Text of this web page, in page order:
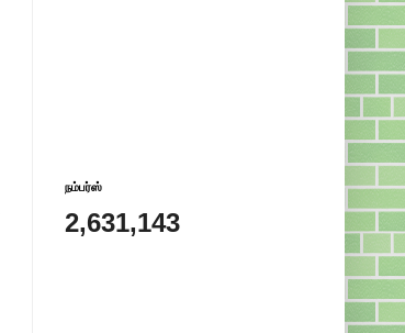
நம்பர்ஸ்
2,631,143